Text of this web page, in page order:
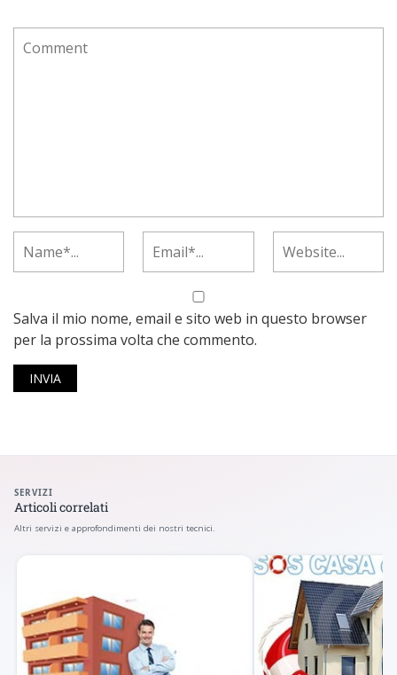
Salva il mio nome, email e sito web in questo browser
per la prossima volta che commento.
SERVIZI
Articoli correlati
Altri servizi e approfondimenti dei nostri tecnici.